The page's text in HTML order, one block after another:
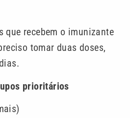
que recebem o imunizante
tomar duas doses,
prioritários